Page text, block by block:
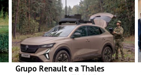
Grupo Renault e a Thales